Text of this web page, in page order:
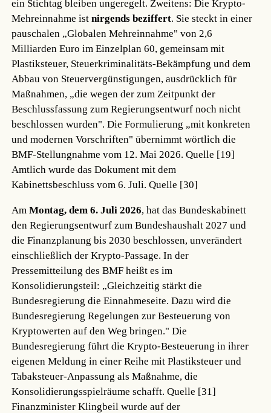
ein Stichtag bleiben ungeregelt. Zweitens: Die Krypto-
Mehreinnahme istnirgends beziffert. Sie steckt in einer
pauschalen „Globalen Mehreinnahme" von 2,6
Milliarden Euro im Einzelplan 60, gemeinsam mit
Plastiksteuer, Steuerkriminalitäts-Bekämpfung und dem
Abbau von Steuervergünstigungen, ausdrücklich für
Maßnahmen, „die wegen der zum Zeitpunkt der
Beschlussfassung zum Regierungsentwurf noch nicht
beschlossen wurden". Die Formulierung „mit konkreten
und modernen Vorschriften" übernimmt wörtlich die
BMF-Stellungnahme vom 12. Mai 2026.Quelle [19]
Amtlich wurde das Dokument mit dem
Kabinettsbeschluss vom 6. Juli.Quelle [30]
AmMontag, dem 6. Juli 2026, hat das Bundeskabinett
den Regierungsentwurf zum Bundeshaushalt 2027 und
die Finanzplanung bis 2030 beschlossen, unverändert
einschließlich der Krypto-Passage. In der
Pressemitteilung des BMF heißt es im
Konsolidierungsteil: „Gleichzeitig stärkt die
Bundesregierung die Einnahmeseite. Dazu wird die
Bundesregierung Regelungen zur Besteuerung von
Kryptowerten auf den Weg bringen." Die
Bundesregierung führt die Krypto-Besteuerung in ihrer
eigenen Meldung in einer Reihe mit Plastiksteuer und
Tabaksteuer-Anpassung als Maßnahme, die
Konsolidierungsspielräume schafft.Quelle [31]
Finanzminister Klingbeil wurde auf der